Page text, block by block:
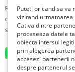
Producem in propriile
din PVC profil Rehau
sau tripan. 0751184816
Puteti oricand sa va
vizitand urmatoarea
Cativa dintre
proceseaza datele
obiecta intersul
prin alegerea
accesezi partenerii
despre partenerul